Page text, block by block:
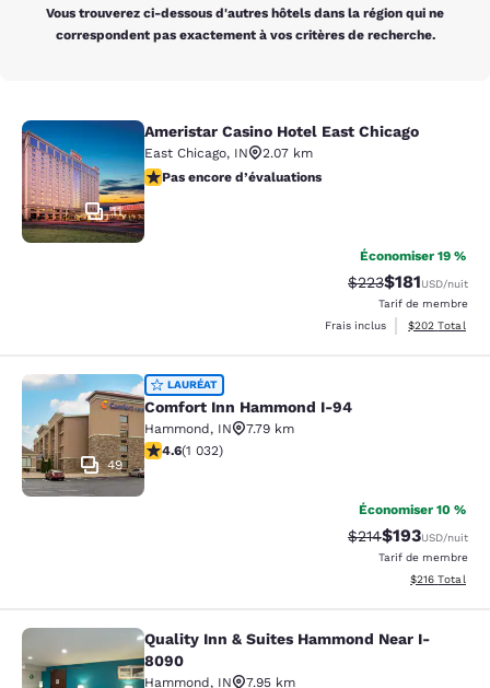
Vous trouverez ci-dessous d'autres hôtels dans la région qui ne
correspondent pas exactement à vos critères de recherche.
Ameristar Casino Hotel East
11
Ameristar Casino Hotel East Chicago
East Chicago, IN
2.07 km
Pas encore d’évaluations
Pas encore d’évaluations
Économiser 19 %
Tarif barré :
$223Tarif réduit :
$181USD/nuit
Tarif de membre
Frais inclus
Afficher les
$202 Total
Comfort Inn Hammond I-94
49
LAURÉAT
Comfort Inn Hammond I-94
Hammond, IN
7.79 km
4.56 étoiles. Excellent. 1032 commentaires
4.6(1 032)
Économiser 10 %
Tarif barré :
$214Tarif réduit :
$193USD/nuit
Tarif de membre
Afficher les
$216 Total
Quality Inn & Suites Hammond
Quality Inn & Suites Hammond Near I-
8090
Hammond, IN
7.95 km